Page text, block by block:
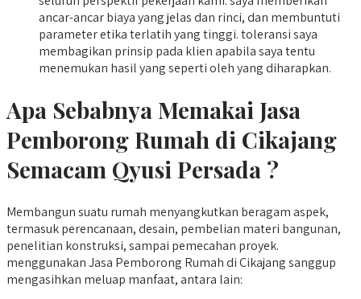
ancar-ancar biaya yang jelas dan rinci, dan membuntuti
parameter etika terlatih yang tinggi. toleransi saya
membagikan prinsip pada klien apabila saya tentu
menemukan hasil yang seperti oleh yang diharapkan.
Apa Sebabnya Memakai Jasa
Pemborong Rumah di Cikajang
Semacam Qyusi Persada ?
Membangun suatu rumah menyangkutkan beragam aspek,
termasuk perencanaan, desain, pembelian materi bangunan,
penelitian konstruksi, sampai pemecahan proyek.
menggunakan Jasa Pemborong Rumah di Cikajang sanggup
mengasihkan meluap manfaat, antara lain: